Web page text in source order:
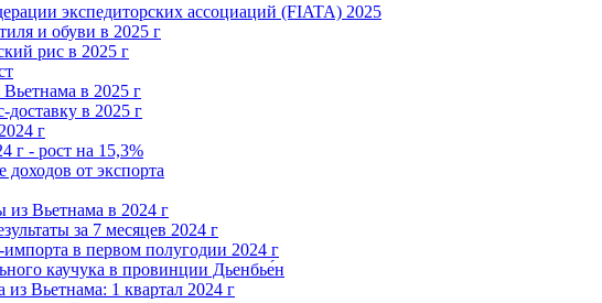
экспедиторских ассоциаций (FIATA) 2025
и обуви в 2025 г
рис в 2025 г
в 2025 г
в 2025 г
г
г - рост на 15,3%
доходов от экспорта
из Вьетнама в 2024 г
за 7 месяцев 2024 г
в первом полугодии 2024 г
каучука в провинции Дьенбье́н
из Вьетнама: 1 квартал 2024 г